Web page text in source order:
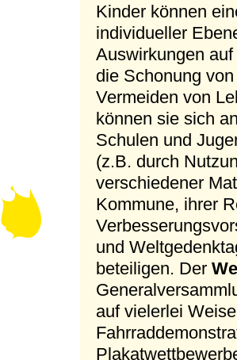
Kinder können
individueller
Auswirkungen
die Schonung
Vermeiden von
können sie sich
Schulen und
(z.B. durch
verschiedener
Kommune, ihrer
und
beteiligen. Der
auf vielerlei